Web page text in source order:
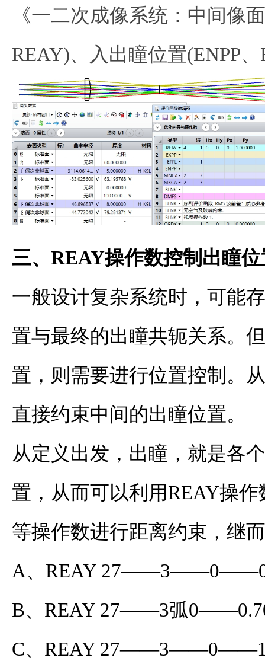
《一二次成像系统：中间像
REAY)、入出瞳位置(ENPP
三、REAY操作数控制出瞳
一般设计复杂系统时，可能
置与最终的出瞳共轭关系。
置，则需要进行位置控制。
直接约束中间的出瞳位置。
从定义出发，出瞳，就是各
置，从而可以利用REAY操
等操作数进行距离约束，继
A、REAY
B、REAY 27——3弧
C、REAY